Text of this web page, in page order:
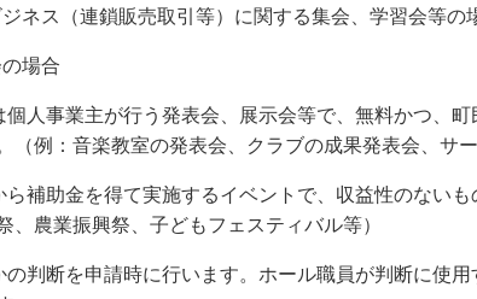
ス（連鎖販売取引等）に関する集会、学習会等の
場合
人事業主が行う発表会、展示会等で、無料かつ、
（例：音楽教室の発表会、クラブの成果発表会、サ
補助金を得て実施するイベントで、収益性のないも
、農業振興祭、子どもフェスティバル等）
判断を申請時に行います。ホール職員が判断に使